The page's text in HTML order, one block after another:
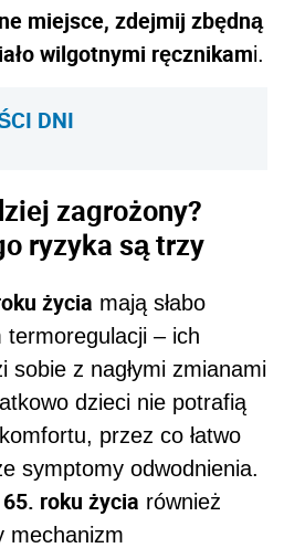
miejsce, zdejmij zbędną
wilgotnymi ręcznikami.
DNI
zagrożony?
ryzyka są trzy
życia mają słabo
termoregulacji – ich
sobie z nagłymi zmianami
dzieci nie potrafią
przez co łatwo
symptomy odwodnienia.
roku życia również
mechanizm